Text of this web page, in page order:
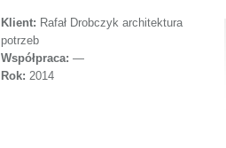
Klient: Rafał Drobczyk architektura
potrzeb
Współpraca: —
Rok: 2014